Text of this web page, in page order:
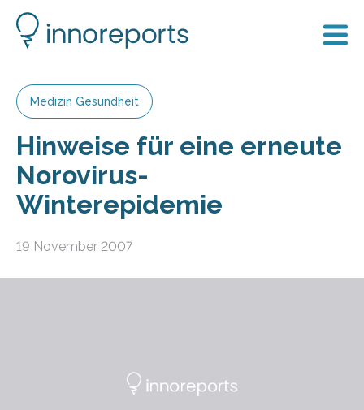
Medizin Gesundheit
Hinweise für eine erneute
Norovirus-
Winterepidemie
19 November 2007